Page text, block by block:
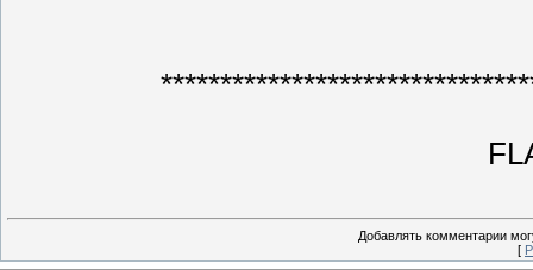
Добавлять комментарии
[